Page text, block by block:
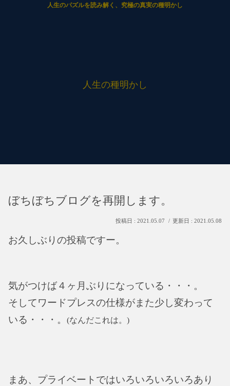
人生の種明かし
人生のパズルを読み解く、究極の真実の種明かし
ぼちぼちブログを再開します。
2021.05.07 2021.05.08
お久しぶりの投稿ですー。
気がつけば４ヶ月ぶりになっている・・・。
そしてワードプレスの仕様がまた少し変わって
いる・・・。
(なんだこれは。)
まあ、プライベートではいろいろいろいろあり